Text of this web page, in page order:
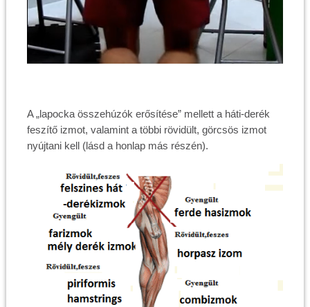
A „lapocka összehúzók erősítése” mellett a háti-derék
feszítő izmot, valamint a többi rövidült, görcsös izmot
nyújtani kell (lásd a honlap más részén).